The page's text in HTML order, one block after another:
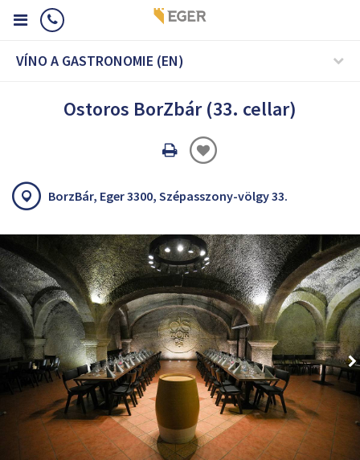
VÍNO A GASTRONOMIE (EN)
Ostoros BorZbár (33. cellar)
Oldal
BorzBár, Eger 3300, Szépasszony-völgy 33.